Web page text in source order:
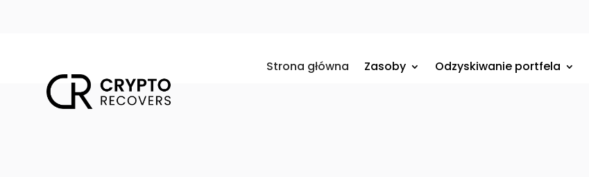
Strona główna Zasoby Odzyskiwanie portfela